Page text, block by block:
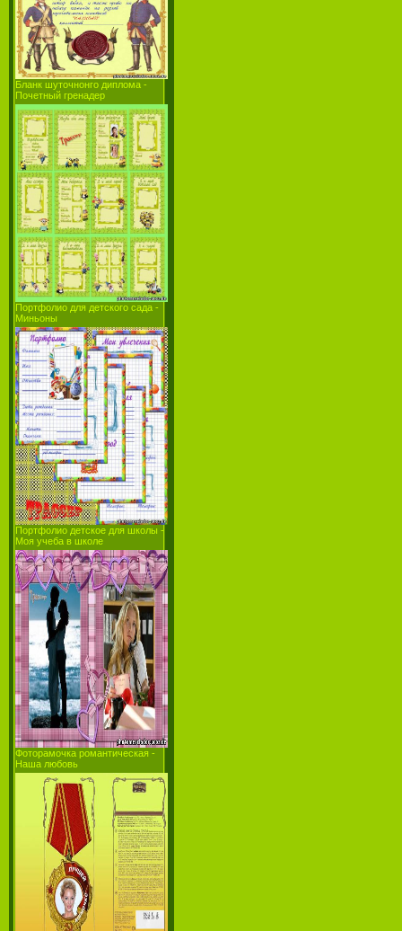
Бланк шуточнонго диплома -
Почетный гренадер
Портфолио для детского сада -
Миньоны
Портфолио детское для школы -
Моя учеба в школе
Фоторамочка романтическая -
Наша любовь